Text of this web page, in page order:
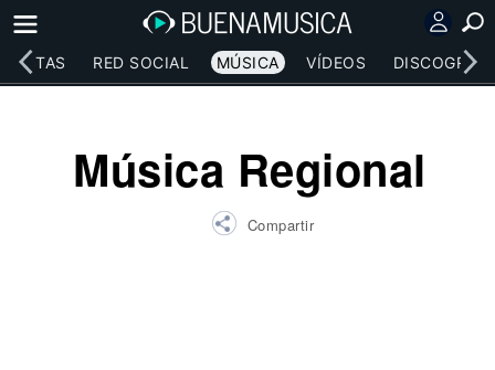
RED SOCIAL MÚSICA VÍDEOS
Música Regional
Compartir